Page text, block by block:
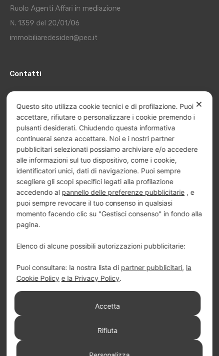
Ruolo Agenti Affari in mediazione
N. 1359 del 20/01/06
immobiliaredesideri@pec.it
Contatti
Tel:
Fax:+39 0564 425529
Cell:+39 339 2859403
E-mail:info@immobiliaredesideri.com
Link Utili
Home
Contatti
Servizi
Collaboratori
Privacy Policy
Revoca Consensi
✕
Questo sito utilizza cookie tecnici e di profilazione. Puoi
accettare, rifiutare o personalizzare i cookie premendo i
pulsanti desiderati. Chiudendo questa informativa
continuerai senza accettare. Noi e i nostri partner
pubblicitari selezionati possiamo archiviare e/o accedere
alle informazioni sul tuo dispositivo, come i cookie,
identificatori unici, dati di navigazione. Puoi sempre
scegliere gli scopi specifici legati alla profilazione
accedendo al pannello delle preferenze pubblicitarie, e
puoi sempre revocare il tuo consenso in qualsiasi
momento facendo clic su "Gestisci consenso" in fondo alla
pagina.
Elenco di alcune possibili autorizzazioni pubblicitarie:
Puoi consultare: la nostra lista di partner pubblicitari, la
Cookie Policy e la Privacy Policy.
Accetta
Rifiuta